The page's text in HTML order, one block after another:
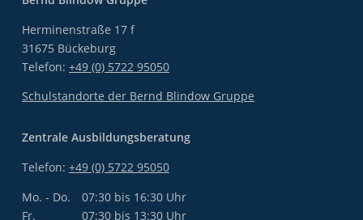
Herminenstraße 17 f
31675 Bückeburg
Telefon: +49 (0) 5722 95050
Schulstandorte der Bernd Blindow Gruppe
Zentrale Ausbildungsberatung
Telefon: +49 (0) 5722 95050
Mo. - Do.
07:30 bis 16:30 Uhr
Fr.
07:30 bis 13:30 Uhr